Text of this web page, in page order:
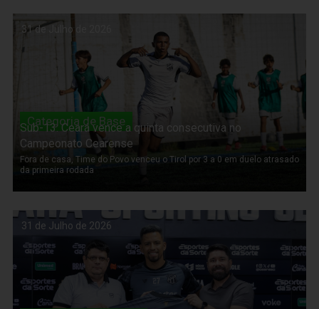
31 de Julho de 2026
Categoria de Base
Sub-13: Ceará vence a quinta consecutiva no
Campeonato Cearense
Fora de casa, Time do Povo venceu o Tirol por 3 a 0 em duelo atrasado
da primeira rodada
31 de Julho de 2026